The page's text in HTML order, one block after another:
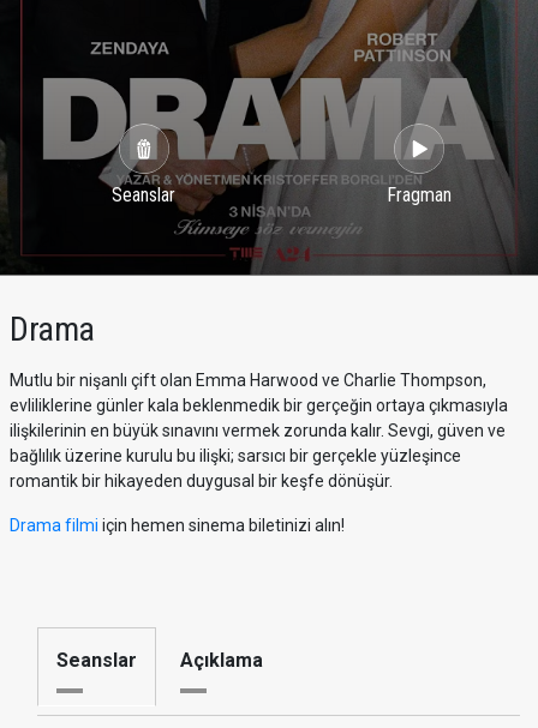
Seanslar Fragman
Drama
Mutlu bir nişanlı çift olan Emma Harwood ve Charlie Thompson,
evliliklerine günler kala beklenmedik bir gerçeğin ortaya çıkmasıyla
ilişkilerinin en büyük sınavını vermek zorunda kalır. Sevgi, güven ve
bağlılık üzerine kurulu bu ilişki; sarsıcı bir gerçekle yüzleşince
romantik bir hikayeden duygusal bir keşfe dönüşür.
Drama filmi için hemen sinema biletinizi alın!
Seanslar Açıklama